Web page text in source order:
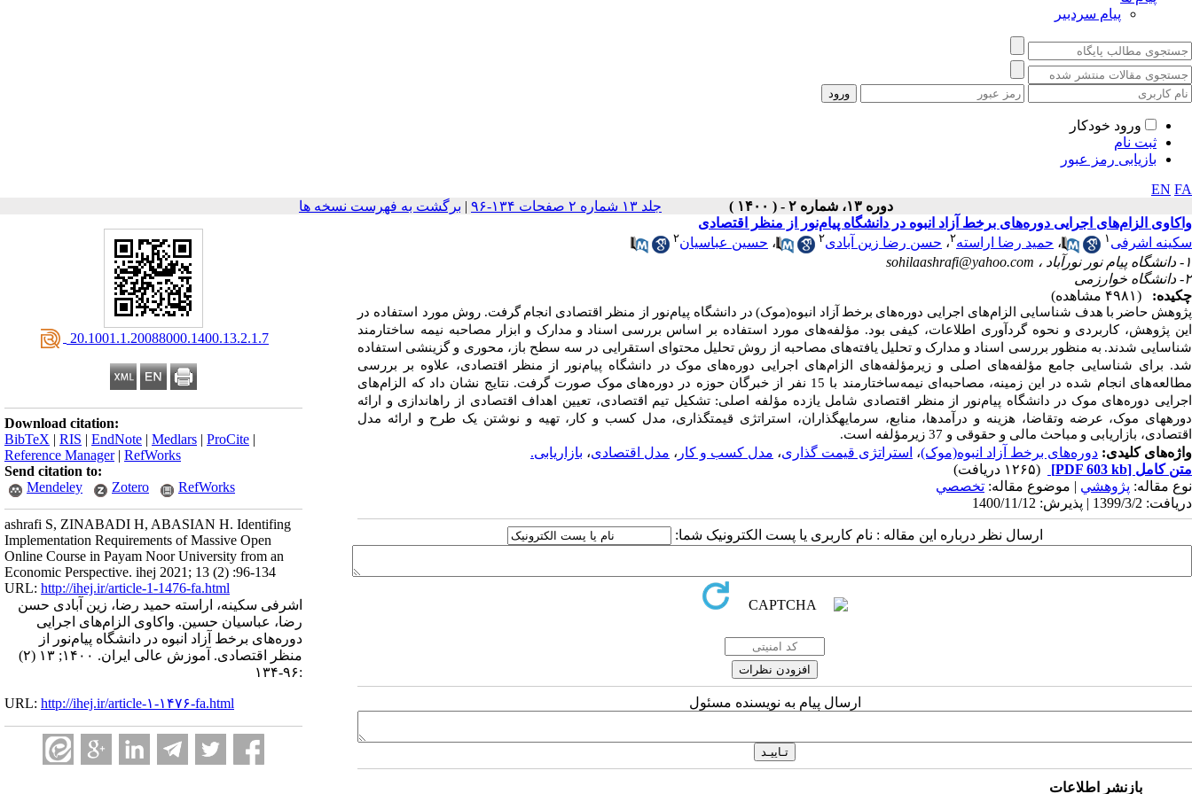
پیام سردبیر
ورود خودکار
ثبت نام
بازیابی رمز عبور
EN FA
دوره ۱۳، شماره ۲ - ( ۱۴۰۰ )
جلد ۱۳ شماره ۲ صفحات ۱۳۴-۹۶ | برگشت به فهرست نسخه ها
‎ 20.1001.1.20088000.1400.13.2.1.7
Download citation:
BibTeX | RIS | EndNote | Medlars | ProCite |
Reference Manager| RefWorks
Send citation to:
Mendeley
Zotero RefWorks
ashrafi S, ZINABADI H, ABASIAN H. Identifing
Implementation Requirements of Massive Open
Online Course in Payam Noor University from an
Economic Perspective. ihej 2021; 13 (2) :96-134
URL: http://ihej.ir/article-1-1476-fa.html
اشرفی سکینه، اراسته حمید رضا، زین آبادی حسن
رضا، عباسیان حسین. واکاوی الزام‌های اجرایی
دوره‌های برخط آزاد انبوه در دانشگاه پیام‌نور از
منظر اقتصادی. آموزش عالی ایران. ۱۴۰۰; ۱۳ (۲)
:۹۶-۱۳۴
URL: http://ihej.ir/article-۱-۱۴۷۶-fa.html
واکاوی الزام‌های اجرایی دوره‌های برخط آزاد انبوه در دانشگاه پیام‌نور از منظر اقتصادی
سکینه اشرفی ۱ ، حمید رضا اراسته۲، حسن رضا زین آبادی۲ ، حسین عباسیان۲
۱- دانشگاه پیام نور نورآباد ،
sohilaashrafi@yahoo.com
۲- دانشگاه خوارزمی
چکیده:
(۴۹۸۱ مشاهده)
پژوهش حاضر با هدف شناسایی الزام‌های اجرایی دوره‌های برخط آزاد انبوه(موک) در دانشگاه پیامنور از منظر اقتصادی انجام گرفت. روش مورد استفاده در
این پژوهش، کاربردی و نحوه گردآوری اطلاعات، کیفی بود. مؤلفه‌های مورد استفاده بر اساس بررسی
اسناد و مدارک و ابزار مصاحبه نیمه ساختارمند
شناسایی شدند. به منظور بررسی اسناد و مدارک و تحلیل یافته‌های مصاحبه از روش تحلیل محتوای استقرایی در سه سطح باز، محوری و گزینشی استفاده
شد. برای شناسایی جامع مؤلفه‌های اصلی و زیرمؤلفه‌های
الزام‌های اجرایی دوره‌های موک در دانشگاه پیامنور از منظر اقتصادی، علاوه بر بررسی
مطالعه‌های انجام شده در این زمینه، مصاحبه‌ای نیمه‌ساختارمند با 15 نفر از خبرگان حوزه در
دوره‌های موک صورت گرفت. نتایج نشان داد که
الزام‌های
اجرایی دوره‌های موک در دانشگاه پیامنور از منظر اقتصادی شامل یازده مؤلفه اصلی: تشکیل تیم اقتصادی، تعیین اهداف اقتصادی از راه­اندازی و ارائه
دوره­های موک، عرضه وتقاضا، هزینه و درآمدها، منابع، سرمایه­گذاران، استراتژی قیمت­گذاری، مدل کسب و کار ،تهیه و نوشتن یک طرح و ارائه مدل
اقتصادی، بازاریابی و مباحث مالی و حقوقی و 37 زیرمؤلفه است.
واژه‌های کلیدی: دوره‌های برخط آزاد انبوه(موک)، استراتژی قیمت گذاری، مدل کسب و کار ، مدل اقتصادی، بازاریابی.
متن کامل [PDF 603 kb]
(۱۲۶۵ دریافت)
نوع مقاله: پژوهشي | موضوع مقاله: تخصصي
دریافت: 1399/3/2 | پذیرش: 1400/11/12
ارسال نظر درباره این مقاله : نام کاربری یا پست الکترونیک شما:
ارسال پیام به نویسنده مسئول
بازنشر اطلاعات